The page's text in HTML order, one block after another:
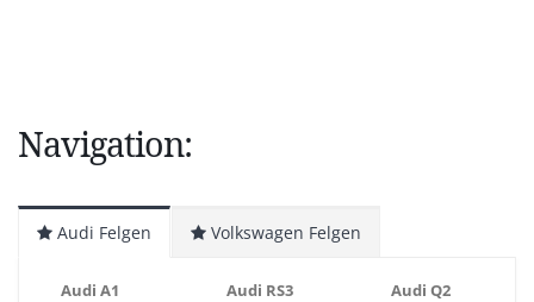
Navigation:
Audi Felgen Volkswagen Felgen
Audi A1
Audi RS3
Audi Q2